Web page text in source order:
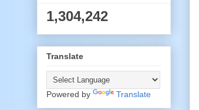
1,304,242
Translate
Powered by Translate